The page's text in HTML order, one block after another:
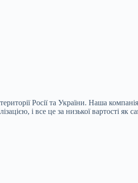
Росії та України. Наша
і все це за низької вартості як